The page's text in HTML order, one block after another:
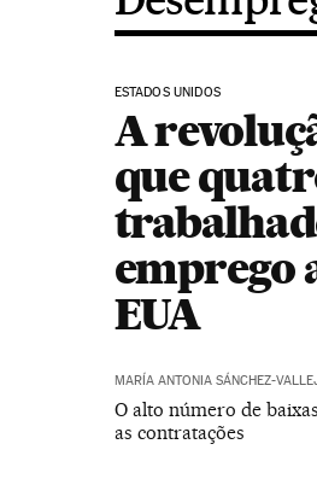
ESTADOS UNIDOS
A
que
emprego
EUA
MARÍA ANTONIA SÁNCHEZ-
O alto número de
as contratações